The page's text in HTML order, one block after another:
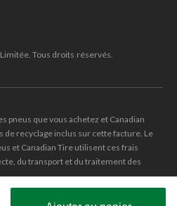
Tous droits réservés.
pneus que vous achetez et Canadian
de recyclage inclus sur cette facture. Le
et Canadian Tire utilisent ces frais
du transport et du traitement des
triangle CANADIAN TIRE sont des